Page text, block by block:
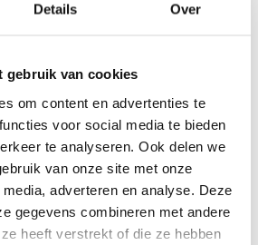
Details Over
gebruik van cookies
om content en advertenties te
voor social media te bieden
te analyseren. Ook delen we
van onze site met onze
adverteren en analyse. Deze
gegevens combineren met andere
heeft verstrekt of die ze hebben
wij als mede-founder betrokken
samen om onze krachten te